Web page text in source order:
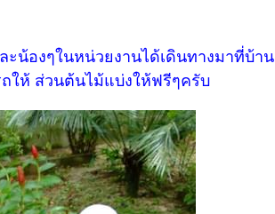
ะน้องๆในหน่วยงานได้เดินทางมาที่บ้าน
ให้ ส่วนต้นไม้แบ่งให้ฟรีๆครับ